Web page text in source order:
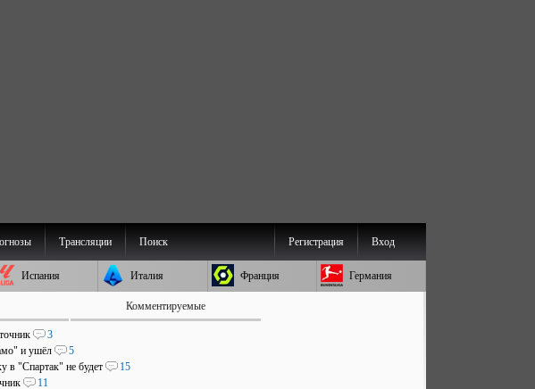
Трансляции Поиск Вход
Регистрация
Испания Италия Франция Германия
Комментируемые
3
и ушёл
5
в "Спартак" не будет
15
11